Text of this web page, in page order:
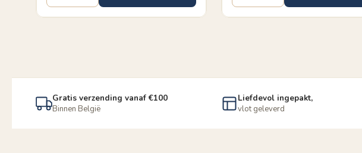
Gratis verzending vanaf €100
Binnen België
Liefdevol ingepakt,
vlot geleverd